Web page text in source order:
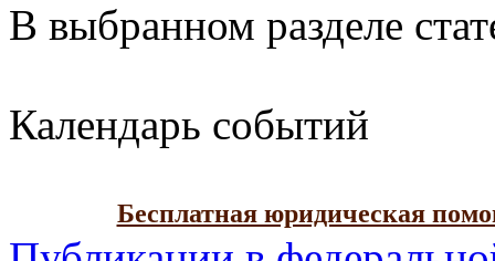
В выбранном разделе
Календарь событий
Бесплатная юридическая